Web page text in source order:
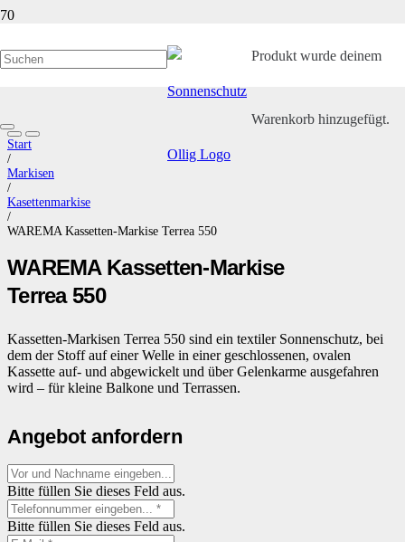
Produktwurde deinem
Warenkorb hinzugefügt.
Start
/
Markisen
/
Kasettenmarkise
/
WAREMA Kassetten-Markise Terrea 550
WAREMA Kassetten-Markise
Terrea 550
Kassetten-Markisen Terrea 550 sind ein textiler Sonnenschutz, bei
dem der Stoff auf einer Welle in einer geschlossenen, ovalen
Kassette auf- und abgewickelt und über Gelenkarme ausgefahren
wird – für kleine Balkone und Terrassen.
Angebot anfordern
Bitte füllen Sie dieses Feld aus.
Bitte füllen Sie dieses Feld aus.